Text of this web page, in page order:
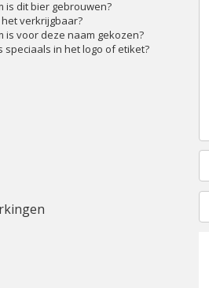
is dit bier gebrouwen?
verkrijgbaar?
is voor deze naam gekozen?
speciaals in het logo of etiket?